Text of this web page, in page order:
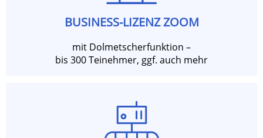
BUSINESS-LIZENZ ZOOM
mit Dolmetscherfunktion –
bis 300 Teinehmer, ggf. auch mehr